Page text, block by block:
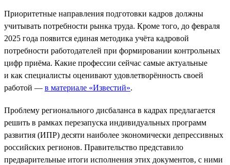
Приоритетные направления подготовки кадров должны
учитывать потребности рынка труда. Кроме того, до февраля
2025 года появится единая методика учёта кадровой
потребности работодателей при формировании контрольных
цифр приёма. Какие профессии сейчас самые актуальные
и как специалисты оценивают удовлетворённость своей
работой — в материале «Известий».
Проблему регионального дисбаланса в кадрах предлагается
решить в рамках перезапуска индивидуальных программ
развития (ИПР) десяти наиболее экономически депрессивных
российских регионов. Правительство представило
предварительные итоги исполнения этих документов, с ними